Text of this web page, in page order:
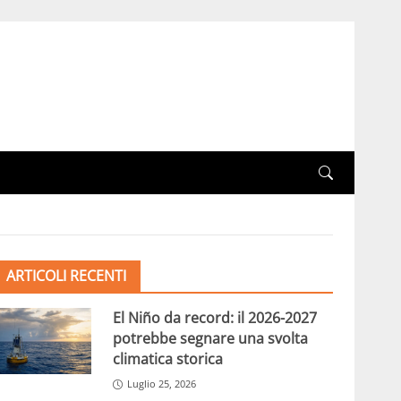
ARTICOLI RECENTI
El Niño da record: il 2026-2027
potrebbe segnare una svolta
climatica storica
Luglio 25, 2026